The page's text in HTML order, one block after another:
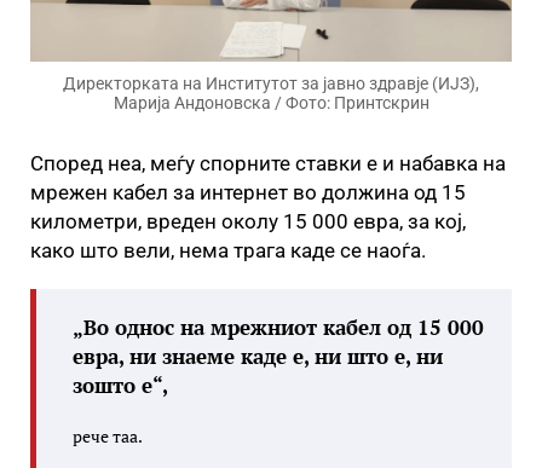
Директорката на Институтот за јавно здравје (ИЈЗ),
Марија Андоновска / Фото: Принтскрин
Според неа, меѓу спорните ставки е и набавка на
мрежен кабел за интернет во должина од 15
километри, вреден околу 15 000 евра, за кој,
како што вели, нема трага каде се наоѓа.
„Во однос на мрежниот кабел од 15 000
евра, ни знаеме каде е, ни што е, ни
зошто е“,
рече таа.